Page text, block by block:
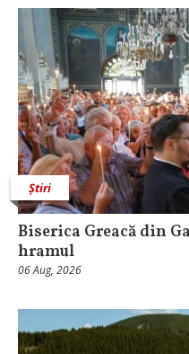
Știri
Biserica Greacă din
hramul
06 Aug, 2026